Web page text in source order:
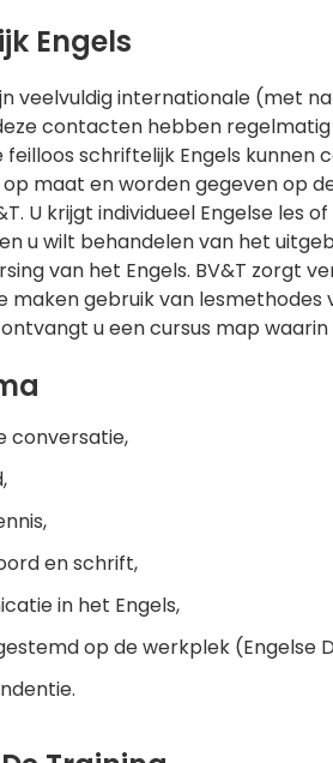
Engels
veelvuldig internationale (met
contacten hebben
feilloos schriftelijk Engels
op maat en worden gegeven op
U krijgt individueel Engelse
u wilt behandelen van het
van het Engels. BV&T zorgt
maken gebruik van
u een cursus map
conversatie,
en schrift,
in het Engels,
op de werkplek (Engelse